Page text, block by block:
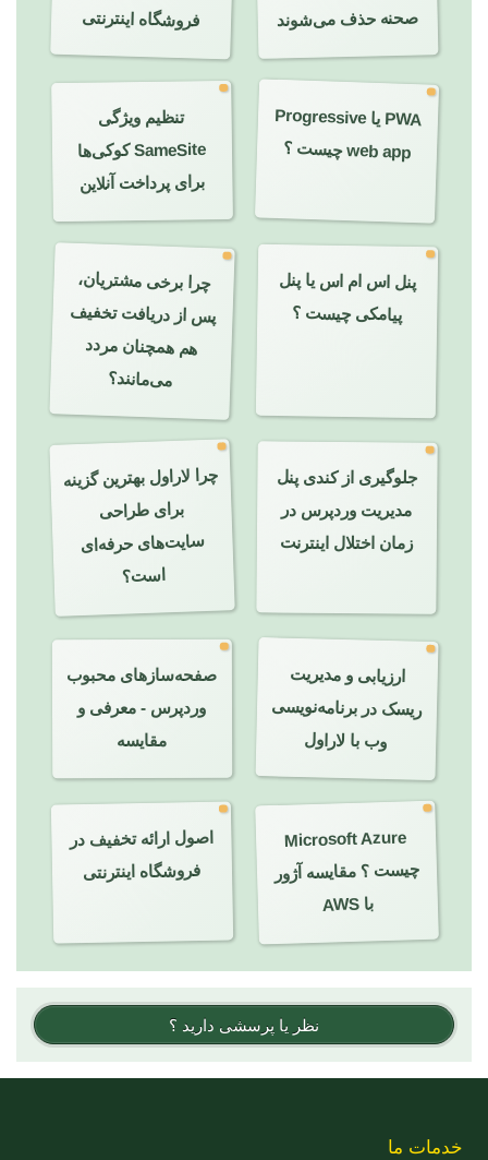
صحنه حذف می‌شوند فروشگاه اینترنتی
PWA یا
Progressive
web app چیست ؟
تنظیم ویژگی
SameSite کوکی‌ها
برای پرداخت آنلاین
پنل اس ام اس یا پنل
پیامکی چیست ؟
چرا برخی مشتریان،
پس از دریافت تخفیف
هم همچنان مردد
می‌مانند؟
جلوگیری از کندی پنل
مدیریت وردپرس در
زمان اختلال اینترنت
چرا لاراول بهترین گزینه
برای طراحی
سایت‌های حرفه‌ای
است؟
ارزیابی و مدیریت
ریسک در برنامه‌نویسی
وب با لاراول
صفحه‌سازهای محبوب
وردپرس - معرفی و
مقایسه
Microsoft Azure
چیست ؟ مقایسه آژور
با AWS
اصول ارائه تخفیف در
فروشگاه اینترنتی
نظر یا پرسشی دارید ؟
خدمات ما